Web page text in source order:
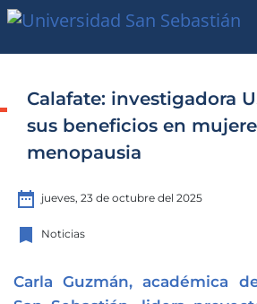
Calafate: investigadora
sus beneficios en
menopausia
date_range jueves, 23 de octubre del 2025
bookmark Noticias
Carla Guzmán, académica